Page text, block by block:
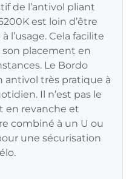
de l’antivol pliant
est loin d’être
l’usage. Cela facilite
placement en
Le Bordo
antivol très pratique à
Il n’est pas le
en revanche et
combiné à un U ou
une sécurisation